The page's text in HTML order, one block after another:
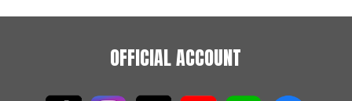
OFFICIAL ACCOUNT